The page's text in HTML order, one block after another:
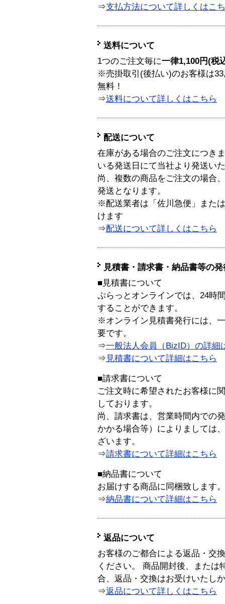
⇒支払方法について詳しくはこ
送料について
1つのご注文毎に一律1,100円(税
※売掛取引(後払い)のお客様は
無料！
⇒送料について詳しくはこちら
配送について
在庫がある場合のご注文につき
いる発送日にて当社より発送い
尚、複数の商品をご注文の場合
発送となります。
※配送業者は「佐川急便」また
けます
⇒配送について詳しくはこちら
見積書・請求書・納品書等の
■見積書について
ぷらっとオンラインでは、24時
することができます。
※オンライン見積書発行には、
要です。
⇒一般法人会員（BizID）の詳細
⇒ 見積書について詳細はこちら
■請求書について
ご注文時に希望されたお客様に
しております。
尚、請求書は、営業時間内での
かかる場合等）によりましては
ざいます。
⇒請求書について詳細はこちら
■納品書について
お届けする商品に同梱致します。
⇒納品書について詳細はこちら
返品について
お客様のご都合による返品・交
ください。 商品開封後、または
合、返品・交換はお受けいたし
⇒返品について詳しくはこちら